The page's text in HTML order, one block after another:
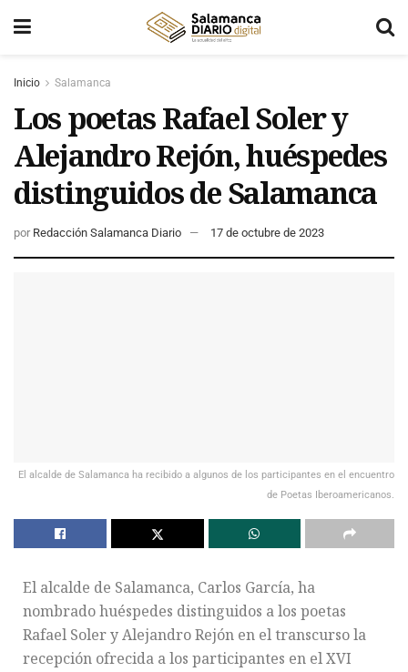
Inicio Salamanca
Los poetas Rafael Soler y
Alejandro Rejón, huéspedes
distinguidos de Salamanca
por Redacción Salamanca Diario 17 de octubre de 2023
El alcalde de Salamanca ha recibido a algunos de los participantes en el encuentro
de Poetas Iberoamericanos.
El alcalde de Salamanca, Carlos García, ha
nombrado huéspedes distinguidos a los poetas
Rafael Soler y Alejandro Rejón en el transcurso la
recepción ofrecida a los participantes en el XVI